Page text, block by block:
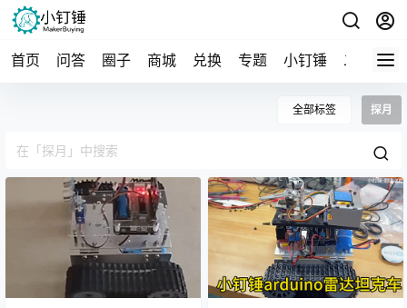
首页 问答 圈子 商城 兑换 专题 小钉锤 二手 导
全部标签 探月